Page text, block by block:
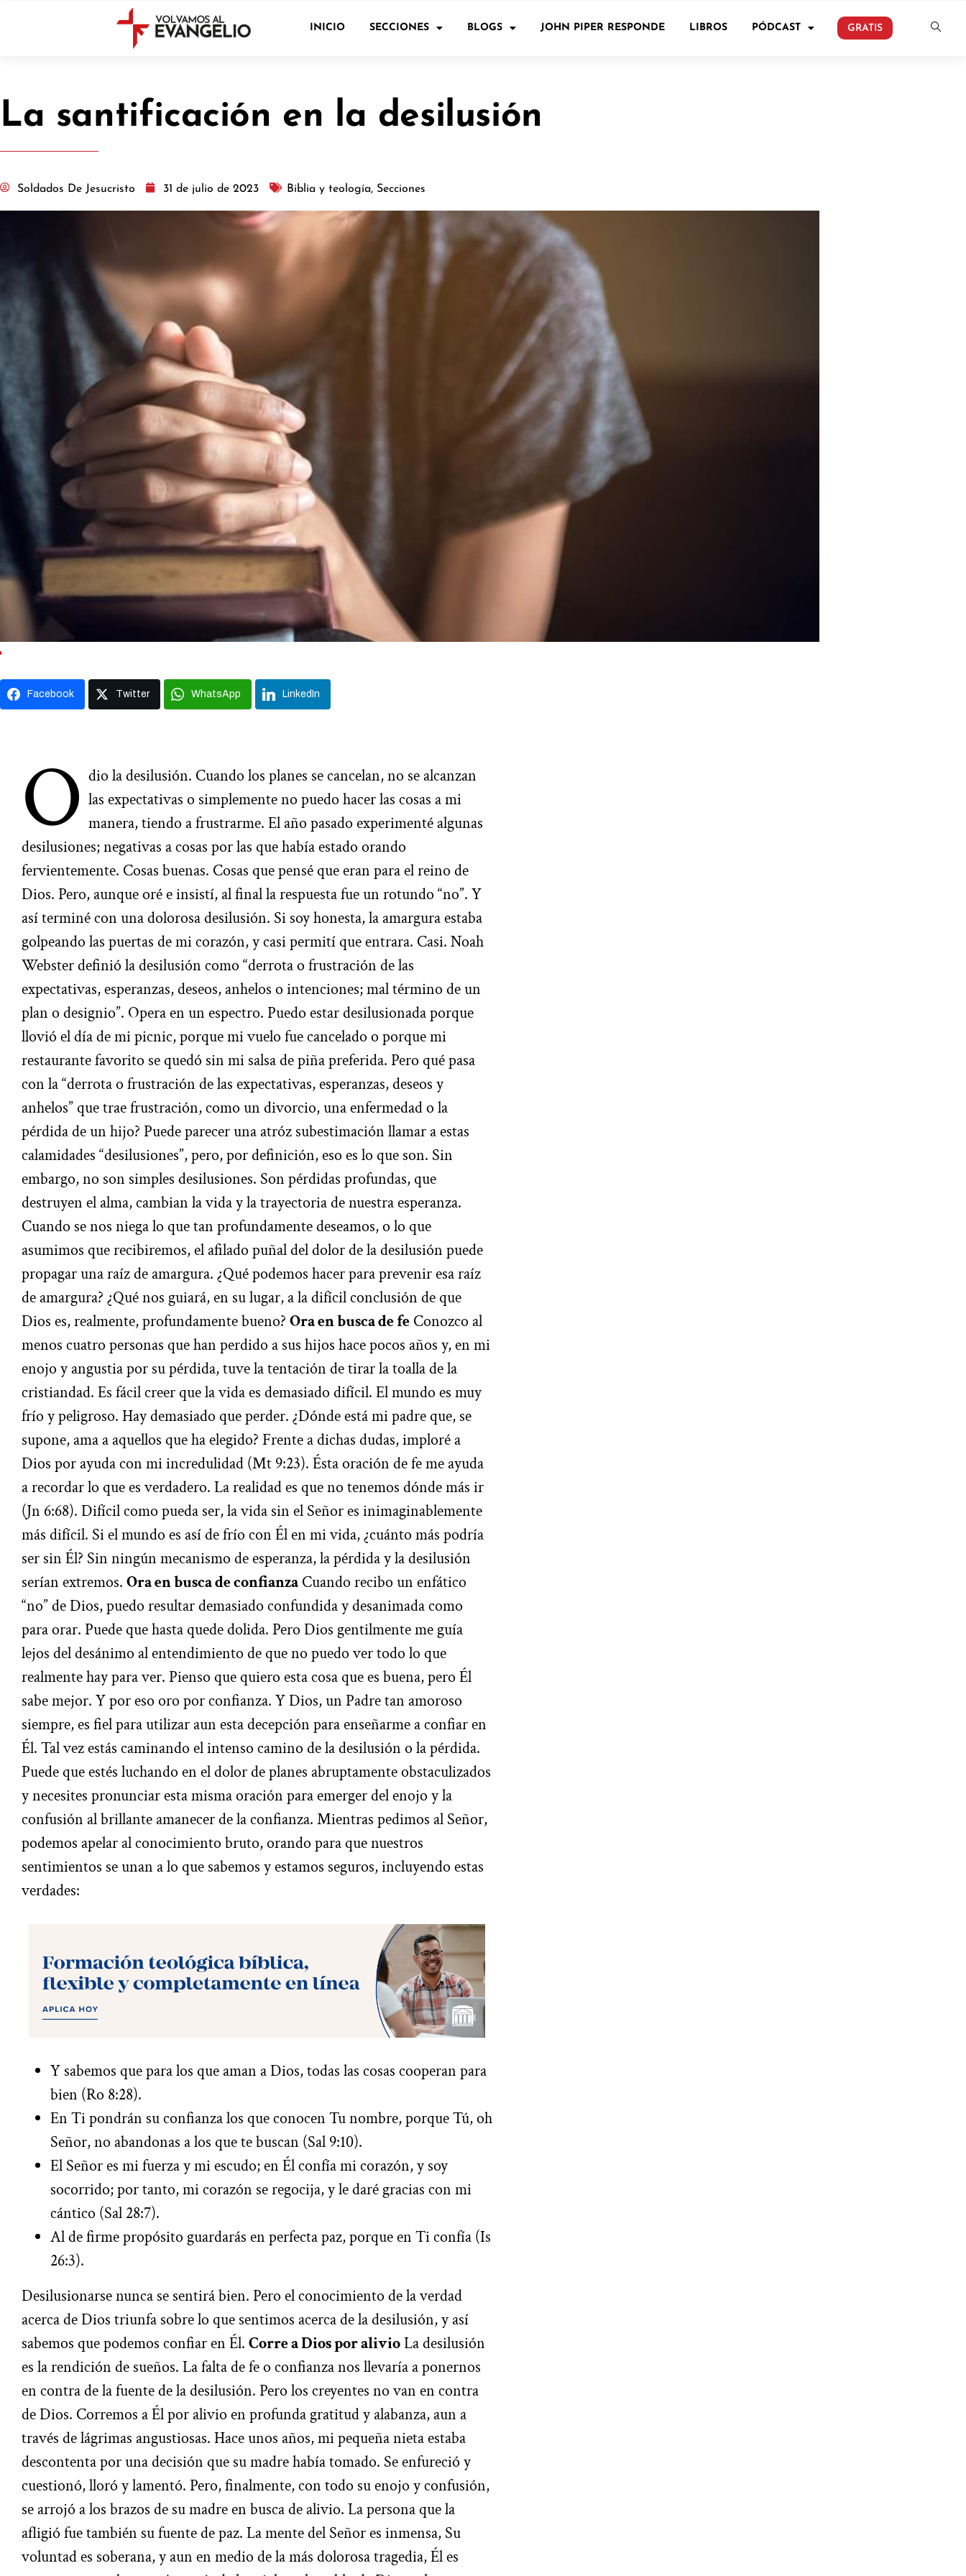
INICIO SECCIONES BLOGS JOHN PIPER RESPONDE LIBROS PÓDCAST GRATIS
La santificación en la desilusión
Soldados De Jesucristo 31 de julio de 2023 Biblia y teología, Secciones
Facebook Twitter WhatsApp LinkedIn
O dio la desilusión. Cuando los planes se cancelan, no se alcanzan
las expectativas o simplemente no puedo hacer las cosas a mi
manera, tiendo a frustrarme. El año pasado experimenté algunas
desilusiones; negativas a cosas por las que había estado orando
fervientemente. Cosas buenas. Cosas que pensé que eran para el reino de
Dios. Pero, aunque oré e insistí, al final la respuesta fue un rotundo “no”. Y
así terminé con una dolorosa desilusión. Si soy honesta, la amargura estaba
golpeando las puertas de mi corazón, y casi permití que entrara. Casi. Noah
Webster definió la desilusión como “derrota o frustración de las
expectativas, esperanzas, deseos, anhelos o intenciones; mal término de un
plan o designio”. Opera en un espectro. Puedo estar desilusionada porque
llovió el día de mi picnic, porque mi vuelo fue cancelado o porque mi
restaurante favorito se quedó sin mi salsa de piña preferida. Pero qué pasa
con la “derrota o frustración de las expectativas, esperanzas, deseos y
anhelos” que trae frustración, como un divorcio, una enfermedad o la
pérdida de un hijo? Puede parecer una atróz subestimación llamar a estas
calamidades “desilusiones”, pero, por definición, eso es lo que son. Sin
embargo, no son simples desilusiones. Son pérdidas profundas, que
destruyen el alma, cambian la vida y la trayectoria de nuestra esperanza.
Cuando se nos niega lo que tan profundamente deseamos, o lo que
asumimos que recibiremos, el afilado puñal del dolor de la desilusión puede
propagar una raíz de amargura. ¿Qué podemos hacer para prevenir esa raíz
de amargura? ¿Qué nos guiará, en su lugar, a la difícil conclusión de que
Dios es, realmente, profundamente bueno? Ora en busca de fe Conozco al
menos cuatro personas que han perdido a sus hijos hace pocos años y, en mi
enojo y angustia por su pérdida, tuve la tentación de tirar la toalla de la
cristiandad. Es fácil creer que la vida es demasiado difícil. El mundo es muy
frío y peligroso. Hay demasiado que perder. ¿Dónde está mi padre que, se
supone, ama a aquellos que ha elegido? Frente a dichas dudas, imploré a
Dios por ayuda con mi incredulidad (Mt 9:23). Ésta oración de fe me ayuda
a recordar lo que es verdadero. La realidad es que no tenemos dónde más ir
(Jn 6:68). Difícil como pueda ser, la vida sin el Señor es inimaginablemente
más difícil. Si el mundo es así de frío con Él en mi vida, ¿cuánto más podría
ser sin Él? Sin ningún mecanismo de esperanza, la pérdida y la desilusión
serían extremos. Ora en busca de confianza Cuando recibo un enfático
“no” de Dios, puedo resultar demasiado confundida y desanimada como
para orar. Puede que hasta quede dolida. Pero Dios gentilmente me guía
lejos del desánimo al entendimiento de que no puedo ver todo lo que
realmente hay para ver. Pienso que quiero esta cosa que es buena, pero Él
sabe mejor. Y por eso oro por confianza. Y Dios, un Padre tan amoroso
siempre, es fiel para utilizar aun esta decepción para enseñarme a confiar en
Él. Tal vez estás caminando el intenso camino de la desilusión o la pérdida.
Puede que estés luchando en el dolor de planes abruptamente obstaculizados
y necesites pronunciar esta misma oración para emerger del enojo y la
confusión al brillante amanecer de la confianza. Mientras pedimos al Señor,
podemos apelar al conocimiento bruto, orando para que nuestros
sentimientos se unan a lo que sabemos y estamos seguros, incluyendo estas
verdades:
Y sabemos que para los que aman a Dios, todas las cosas cooperan para
bien (Ro 8:28).
En Ti pondrán su confianza los que conocen Tu nombre, porque Tú, oh
Señor, no abandonas a los que te buscan (Sal 9:10).
El Señor es mi fuerza y mi escudo; en Él confía mi corazón, y soy
socorrido; por tanto, mi corazón se regocija, y le daré gracias con mi
cántico (Sal 28:7).
Al de firme propósito guardarás en perfecta paz, porque en Ti confía (Is
26:3).
Desilusionarse nunca se sentirá bien. Pero el conocimiento de la verdad
acerca de Dios triunfa sobre lo que sentimos acerca de la desilusión, y así
sabemos que podemos confiar en Él. Corre a Dios por alivioLa desilusión
es la rendición de sueños. La falta de fe o confianza nos llevaría a ponernos
en contra de la fuente de la desilusión. Pero los creyentes no van en contra
de Dios. Corremos a Él por alivio en profunda gratitud y alabanza, aun a
través de lágrimas angustiosas. Hace unos años, mi pequeña nieta estaba
descontenta por una decisión que su madre había tomado. Se enfureció y
cuestionó, lloró y lamentó. Pero, finalmente, con todo su enojo y confusión,
se arrojó a los brazos de su madre en busca de alivio. La persona que la
afligió fue también su fuente de paz. La mente del Señor es inmensa, Su
voluntad es soberana, y aun en medio de la más dolorosa tragedia, Él es